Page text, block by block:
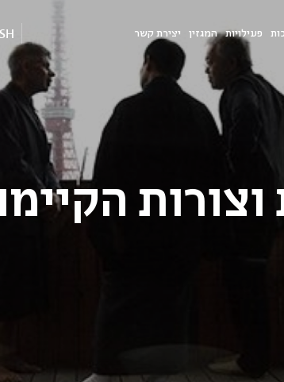
פעילויות המגזין יצירת קשר
וצורות